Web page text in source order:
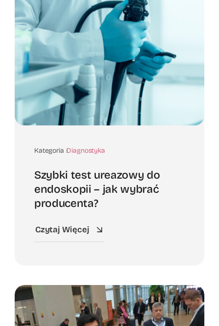
Kategoria :Diagnostyka
Szybki test ureazowy do
endoskopii – jak wybrać
producenta?
Czytaj Więcej